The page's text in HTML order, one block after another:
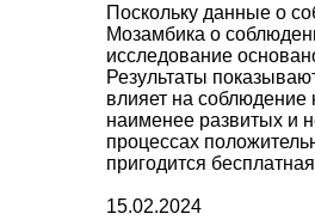
Поскольку данные о
Мозамбика о
исследование
Результаты
влияет на
наименее развитых и
процессах
пригодится
15.02.2024